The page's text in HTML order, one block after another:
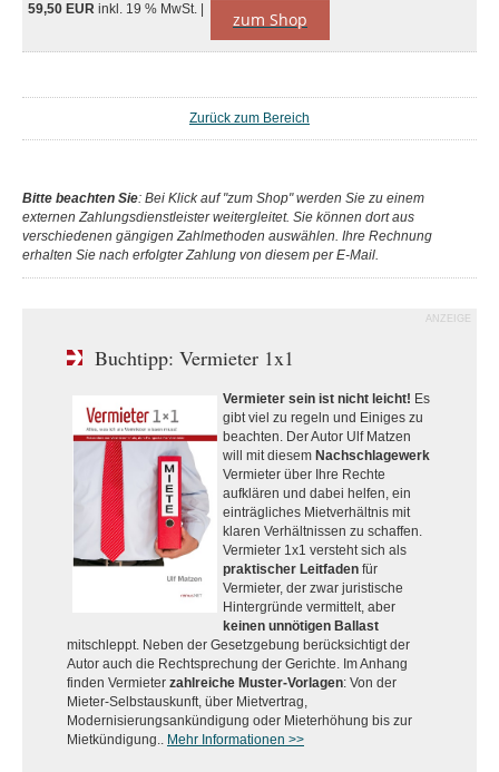
59,50 EUR inkl. 19 % MwSt. | zum Shop
Zurück zum Bereich
Bitte beachten Sie: Bei Klick auf "zum Shop" werden Sie zu einem
externen Zahlungsdienstleister weitergleitet. Sie können dort aus
verschiedenen gängigen Zahlmethoden auswählen. Ihre Rechnung
erhalten Sie nach erfolgter Zahlung von diesem per E-Mail.
ANZEIGE
Buchtipp: Vermieter 1x1
Vermieter sein ist nicht leicht! Es
gibt viel zu regeln und Einiges zu
beachten. Der Autor Ulf Matzen
will mit diesem Nachschlagewerk
Vermieter über Ihre Rechte
aufklären und dabei helfen, ein
einträgliches Mietverhältnis mit
klaren Verhältnissen zu schaffen.
Vermieter 1x1 versteht sich als
praktischer Leitfaden für
Vermieter, der zwar juristische
Hintergründe vermittelt, aber
keinen unnötigen Ballast
mitschleppt. Neben der Gesetzgebung berücksichtigt der
Autor auch die Rechtsprechung der Gerichte. Im Anhang
finden Vermieter zahlreiche Muster-Vorlagen: Von der
Mieter-Selbstauskunft, über Mietvertrag,
Modernisierungsankündigung oder Mieterhöhung bis zur
Mietkündigung.. Mehr Informationen >>